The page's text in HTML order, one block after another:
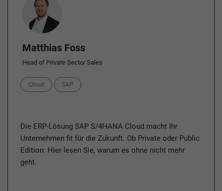
Matthias Foss
Head of Private Sector Sales
Categories
Cloud SAP
Die ERP-Lösung SAP S/4HANA Cloud macht Ihr
Unternehmen fit für die Zukunft. Ob Private oder Public
Edition: Hier lesen Sie, warum es ohne nicht mehr
geht.